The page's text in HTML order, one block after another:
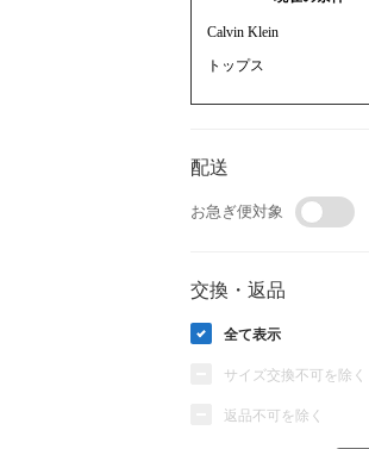
Calvin Klein
トップス
配送
お急ぎ便対象
交換・返品
全て表示
サイズ交換不可を除く
返品不可を除く